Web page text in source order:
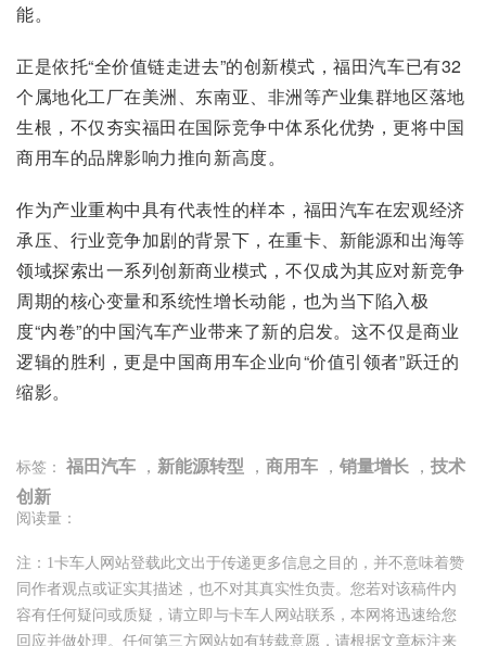
能。
正是依托“全价值链走进去”的创新模式，福田汽车已有32
个属地化工厂在美洲、东南亚、非洲等产业集群地区落地
生根，不仅夯实福田在国际竞争中体系化优势，更将中国
商用车的品牌影响力推向新高度。
作为产业重构中具有代表性的样本，福田汽车在宏观经济
承压、行业竞争加剧的背景下，在重卡、新能源和出海等
领域探索出一系列创新商业模式，不仅成为其应对新竞争
周期的核心变量和系统性增长动能，也为当下陷入极
度“内卷”的中国汽车产业带来了新的启发。这不仅是商业
逻辑的胜利，更是中国商用车企业向“价值引领者”跃迁的
缩影。
标签： 福田汽车 ， 新能源转型 ， 商用车 ， 销量增长 ， 技术
创新
阅读量：
注：1卡车人网站登载此文出于传递更多信息之目的，并不意味着赞
同作者观点或证实其描述，也不对其真实性负责。您若对该稿件内
容有任何疑问或质疑，请立即与卡车人网站联系，本网将迅速给您
回应并做处理。任何第三方网站如有转载意愿，请根据文章标注来